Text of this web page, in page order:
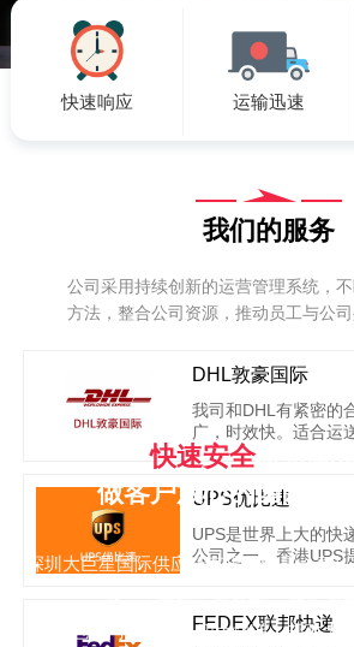
快速安全将货物
做客户放心的国际物
深圳大巨星国际供应链有限公司是一家从
双清包税门到门以及四大快递、邮政大
快速响应 运输迅速
我们的服务
公司采用持续创新的运营管理系统，
方法，整合公司资源，推动员工与公司
放心的物流通道！
DHL敦豪国际
我司和DHL有紧密的
广，时效快。适合运
高的物品，根据DHL
区需加收偏远地区附
UPS优比速
UPS是世界上大的快
公司之一。香港UPS
FEDEX联邦快递